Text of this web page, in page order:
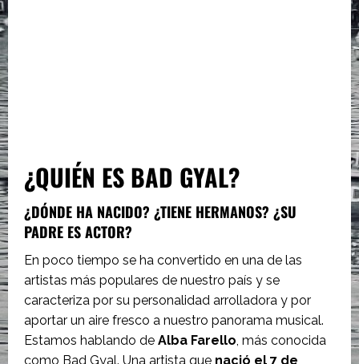
¿QUIÉN ES BAD GYAL?
¿DÓNDE HA NACIDO? ¿TIENE HERMANOS? ¿SU
PADRE ES ACTOR?
En poco tiempo se ha convertido en una de las
artistas más populares de nuestro país y se
caracteriza por su personalidad arrolladora y por
aportar un aire fresco a nuestro panorama musical.
Estamos hablando de Alba Farello, más conocida
como Bad Gyal. Una artista que nació el 7 de